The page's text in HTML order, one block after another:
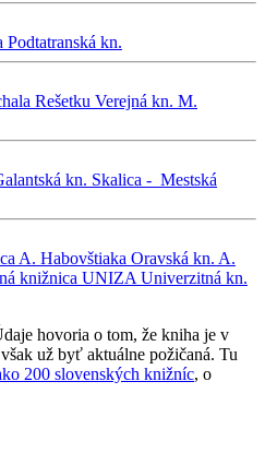
Podtatranská kn.
Rešetku Verejná kn. M.
kn. Skalica - Mestská
A. Habovštiaka Oravská kn. A.
knižnica UNIZA Univerzitná kn.
hovoria o tom, že kniha je v
už byť aktuálne požičaná. Tu
200 slovenských knižníc, o